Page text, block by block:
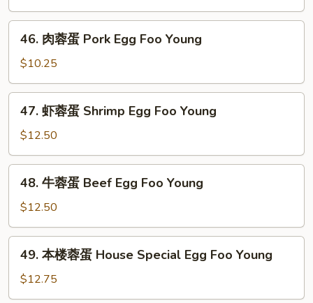
蛋
Chicken
Egg
Foo
Young
46.
蛋
Pork
Egg
Foo
Young
46. 肉蓉蛋 Pork Egg Foo Young
$10.25
47.
蛋
Shrimp
Egg
Foo
Young
47. 虾蓉蛋 Shrimp Egg Foo Young
$12.50
48.
蛋
Beef
Egg
Foo
Young
48. 牛蓉蛋 Beef Egg Foo Young
$12.50
49.
蓉
49. 本楼蓉蛋 House Special Egg Foo Young
$12.75